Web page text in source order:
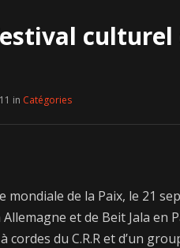
in Catégories
mondiale de la Paix, le 21
Allemagne et de Beit Jala
cordes du C.R.R et d’un